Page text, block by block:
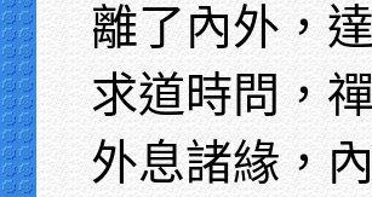
離了內外，
求道時問，
外息諸緣，